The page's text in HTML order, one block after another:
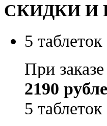
СКИДКИ И
5
При
2190
5